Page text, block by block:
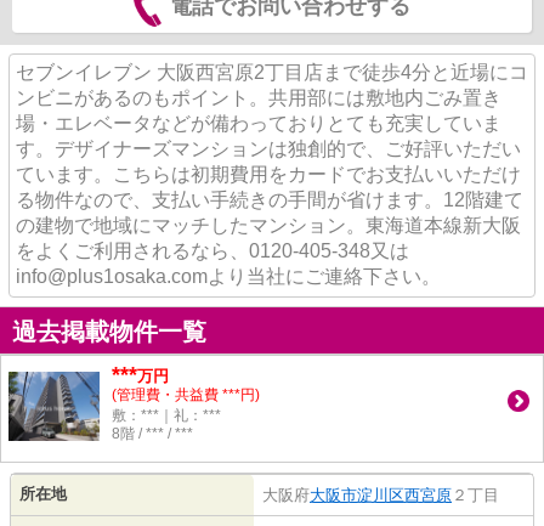
電話でお問い合わせする
セブンイレブン 大阪西宮原2丁目店まで徒歩4分と近場にコ
ンビニがあるのもポイント。共用部には敷地内ごみ置き
場・エレベータなどが備わっておりとても充実していま
す。デザイナーズマンションは独創的で、ご好評いただい
ています。こちらは初期費用をカードでお支払いいただけ
る物件なので、支払い手続きの手間が省けます。12階建て
の建物で地域にマッチしたマンション。東海道本線新大阪
をよくご利用されるなら、0120-405-348又は
info@plus1osaka.comより当社にご連絡下さい。
過去掲載物件一覧
***万円
(管理費・共益費 ***円)
敷：***｜礼：***
8階 / *** / ***
所在地 大阪府大阪市淀川区西宮原 ２丁目